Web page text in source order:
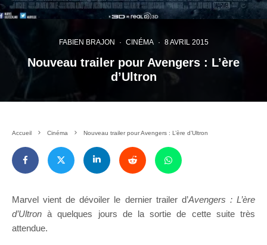
FABIEN BRAJON · CINÉMA · 8 AVRIL 2015
Nouveau trailer pour Avengers : L’ère
d’Ultron
Accueil Cinéma Nouveau trailer pour Avengers : L’ère d’Ultron
Marvel vient de dévoiler le dernier trailer d’Avengers : L’ère
d’Ultronà quelques jours de la sortie de cette suite très
attendue.